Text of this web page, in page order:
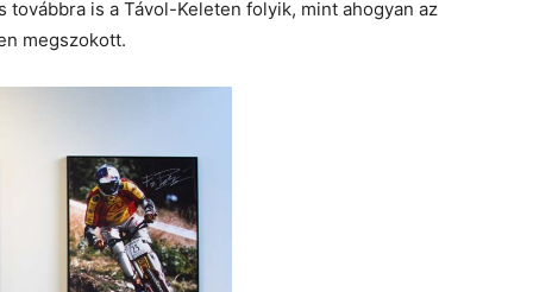
is a Távol-Keleten folyik, mint ahogyan az
megszokott.